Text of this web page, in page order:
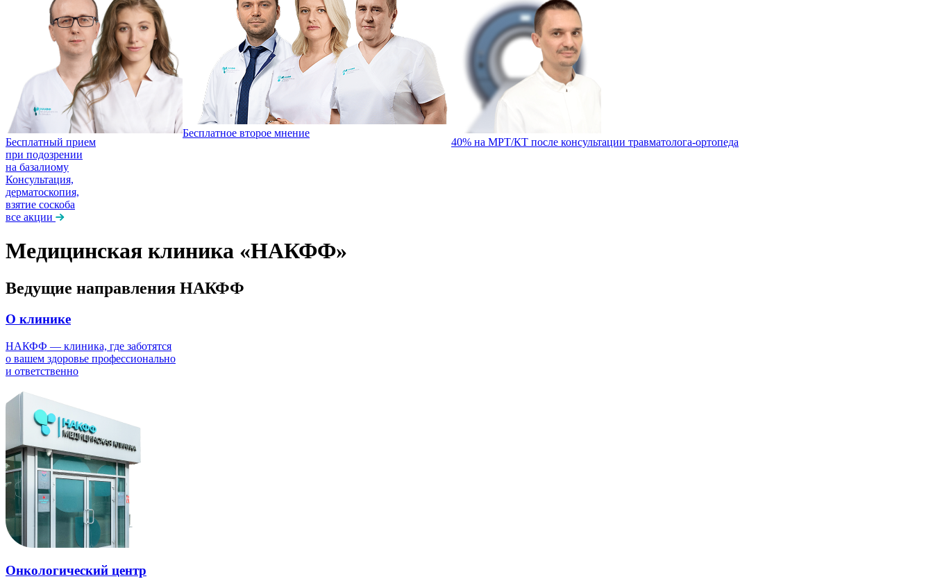
Бесплатный прием
при подозрении
на базалиому
Консультация,
дерматоскопия,
взятие соскоба
Бесплатное второе мнение
40% на МРТ/КТ после консультации травматолога-ортопеда
все акции
Медицинская клиника «НАКФФ»
Ведущие направления НАКФФ
О клинике
НАКФФ — клиника, где заботятся
о вашем здоровье профессионально
и ответственно
Онкологический центр